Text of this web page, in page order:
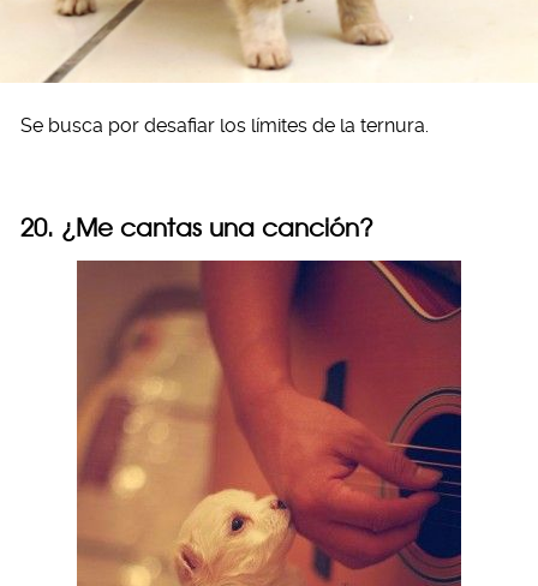
Se busca por desafiar los límites de la ternura.
20. ¿Me cantas una canción?